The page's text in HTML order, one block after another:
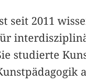
seit 2011
studierte